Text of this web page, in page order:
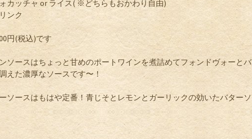
カッチャ or ライス( ※どちらもおかわり自由)
ンク
円(税込)です
ソースはちょっと甘めのポートワインを煮詰めてフォンドヴォーとバ
えた濃厚なソースです〜！
ソースはもはや定番！青じそとレモンとガーリックの効いたバターソ